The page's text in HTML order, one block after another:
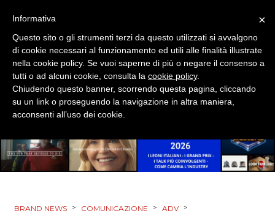
SPONSOR
DESIGN
EVENTI
PROMOZIONI
PRODOTTI
BRAND NEWS > COMUNICAZIONE > ADV >
×
Informativa
Questo sito o gli strumenti terzi da questo utilizzati si avvalgono
di cookie necessari al funzionamento ed utili alle finalità illustrate
nella cookie policy. Se vuoi saperne di più o negare il consenso a
tutti o ad alcuni cookie, consulta la cookie policy.
Chiudendo questo banner, scorrendo questa pagina, cliccando
su un link o proseguendo la navigazione in altra maniera,
acconsenti all’uso dei cookie.